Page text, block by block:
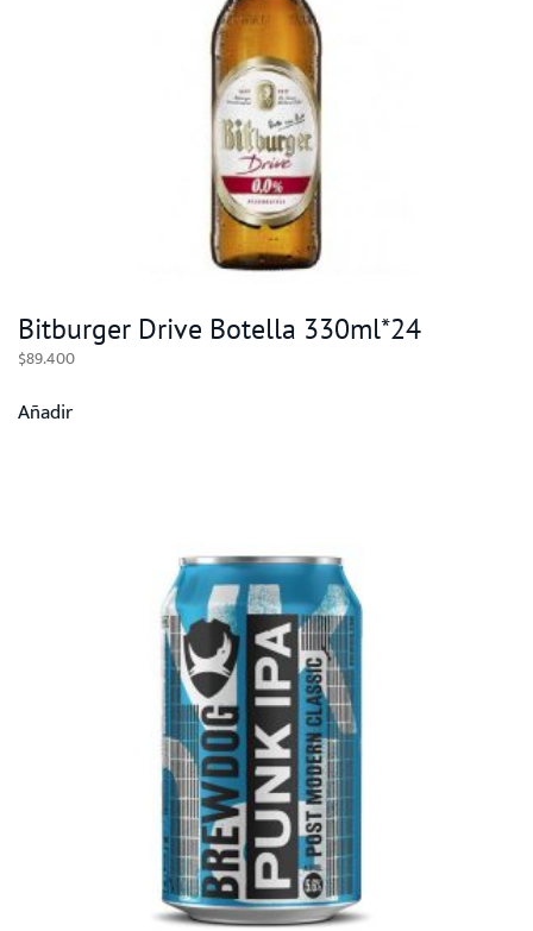
Bitburger Drive Botella 330ml*24
$89.400
Añadir